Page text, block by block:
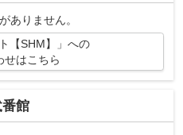
...
ありません。
【SHM】」への
せはこちら
館